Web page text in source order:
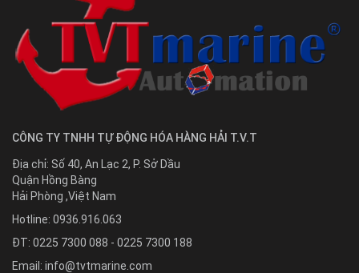
CÔNG TY TNHH TỰ ĐỘNG HÓA HÀNG HẢI T.V.T
Địa chỉ: Số 40, An Lạc 2, P. Sở Dầu
Quận Hồng Bàng
Hải Phòng ,Việt Nam
Hotline: 0936.916.063
ĐT: 0225 7300 088 - 0225 7300 188
Email: info@tvtmarine.com